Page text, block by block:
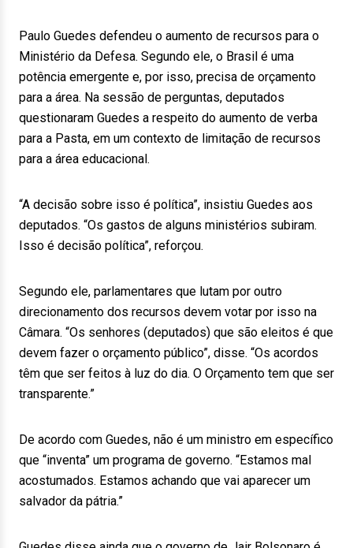
Paulo Guedes defendeu o aumento de recursos para o
Ministério da Defesa. Segundo ele, o Brasil é uma
potência emergente e, por isso, precisa de orçamento
para a área. Na sessão de perguntas, deputados
questionaram Guedes a respeito do aumento de verba
para a Pasta, em um contexto de limitação de recursos
para a área educacional.
“A decisão sobre isso é política”, insistiu Guedes aos
deputados. “Os gastos de alguns ministérios subiram.
Isso é decisão política”, reforçou.
Segundo ele, parlamentares que lutam por outro
direcionamento dos recursos devem votar por isso na
Câmara. “Os senhores (deputados) que são eleitos é que
devem fazer o orçamento público”, disse. “Os acordos
têm que ser feitos à luz do dia. O Orçamento tem que ser
transparente.”
De acordo com Guedes, não é um ministro em específico
que “inventa” um programa de governo. “Estamos mal
acostumados. Estamos achando que vai aparecer um
salvador da pátria.”